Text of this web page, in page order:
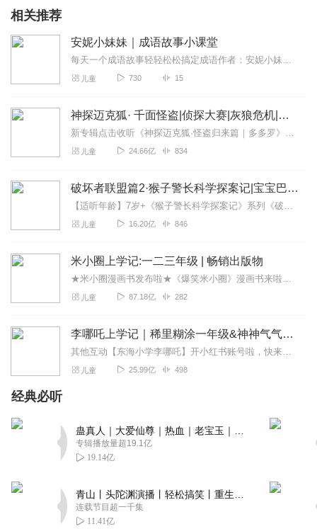
通道效率很高，当天就能看到海选结果。详细的参与步骤都
在我主页里，按指引就能咨询。
2026-07-09
我主页的分享，按照提示即可参与。
相关推荐
安妮小妹妹｜成语故事小课堂
每天一个成语故事轻轻松松搞定成语作者：安妮小妹妹每天中午左右更新，欢迎大家围观哦～喜欢的小伙伴可以订阅或关注我，也可以告诉我一些好的学习方法呀～
儿童 730 15
神探迈克狐· 千面怪盗|侦探大赛|灰狼危机|多多罗
新专辑点击收听《神探迈克狐·怪盗归来篇｜多多罗》！！！>>>点击进入主播橱窗购买《神探迈克狐》系列图书吧!<<<多多罗故事【点击前往】收听多多罗其他好玩有趣的故...
儿童 24.66亿 834
破坏者联盟篇2·猴子警长科学探案记|宝宝巴士故事
【适听年龄】7岁+《猴子警长科学探案记》系列《破坏者联盟篇1·猴子警长科学探案记》>>>《破坏者联盟篇2·猴子警长科学探案记》>>>《破坏者联盟篇3·猴子警长科...
儿童 16.20亿 846
米小圈上学记:一二三年级 | 畅销出版物
★米小圈漫画书发布啦★《爆笑米小圈》漫画书来啦《米小圈上学记》一二三年级正版广播剧！《米小圈上学记》系列是儿童作家北猫最新创作的儿童小说系列，作品诙谐幽默、好...
儿童 87.18亿 282
李哪吒上学记｜稀里糊涂一年级&神神气气二年级
其他互动【东海小学李哪吒】开小红书账号啦，快来关注和李哪吒成为好朋友！有机会免费领儿童会员、官方周边！【点击加入】东海小学广播站圈子，更多互动！李哪吒全新冒险番...
儿童 25.99亿 498
经典必听
专辑播放量超19.1亿
19.14亿
连载节目超一千集
11.41亿